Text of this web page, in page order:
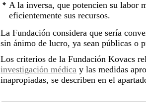
A la inversa, que potencien su labor
eficientemente sus recursos.
La Fundación considera que sería
sin ánimo de lucro, ya sean públicas o
Los criterios de la Fundación Kovacs
investigación médica y las medidas
inapropiadas, se describen en el